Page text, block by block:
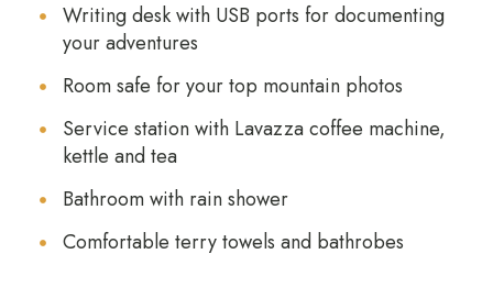
Writing desk with USB ports for documenting
your adventures
Room safe for your top mountain photos
Service station with Lavazza coffee machine,
kettle and tea
Bathroom with rain shower
Comfortable terry towels and bathrobes